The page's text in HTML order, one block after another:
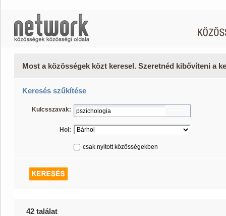
Most a közösségek közt keresel. Szeretnéd kibővíteni a
Keresés szűkítése
Kulcsszavak:
Hol:
csak nyitott közösségekben
42 találat